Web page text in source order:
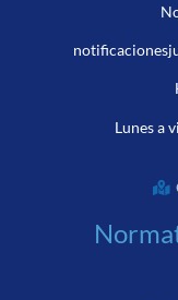
Lunes a